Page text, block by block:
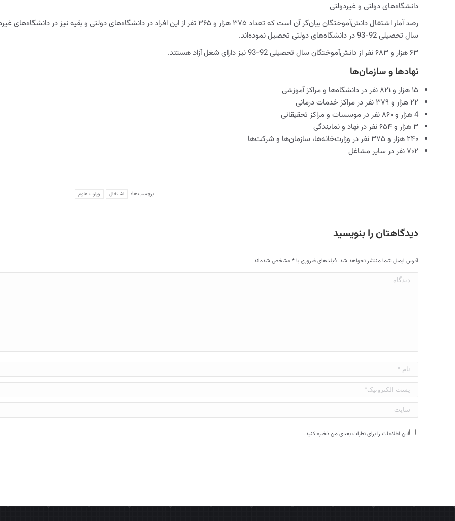
دانشگاه‌های دولتی و غیردولتی
سال تحصیلی 92-93 در دانشگاه‌های دولتی تحصیل نموده‌اند.
۶۳ هزار و ۶۸۳ نفر از دانش‌آموختگان سال تحصیلی 92-93 نیز دارای شغل آزاد هستند.
نهادها و سازمان‌ها
۱۵ هزار و ۸۲۱ نفر در دانشگاه‌ها و مراکز آموزشی
۲۲ هزار و ۳۷۹ نفر در مراکز خدمات درمانی
4 هزار و ۸۶۰ نفر در موسسات و مراکز تحقیقاتی
۳ هزار و ۶۵۴ نفر در نهاد و نمایندگی
۲۴۰ هزار و ۳۷۵ نفر در وزارت‌خانه‌ها، سازمان‌ها و شرکت‌ها
۷۰۲ نفر در سایر مشاغل
برچسب‌ها: اشتغال وزارت علوم
دیدگاهتان را بنویسید
آدرس ایمیل شما منتشر نخواهد شد. فیلدهای ضروری با*مشخص شده‌اند
دیدگاه
نام *
پست الکترونیک*
سایت
این اطلاعات را برای نظرات بعدی من ذخیره کنید.